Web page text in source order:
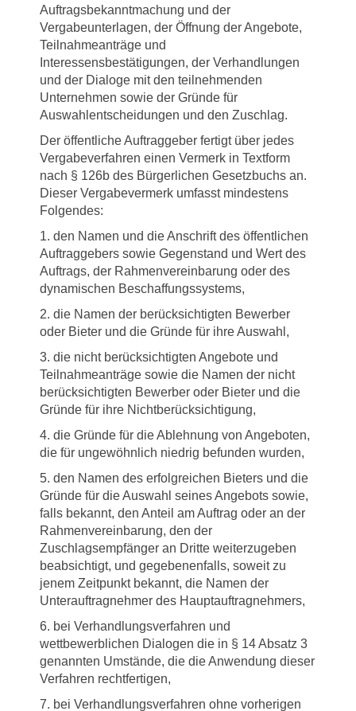
Auftragsbekanntmachung und der
Vergabeunterlagen, der Öffnung der Angebote,
Teilnahmeanträge und
Interessensbestätigungen, der Verhandlungen
und der Dialoge mit den teilnehmenden
Unternehmen sowie der Gründe für
Auswahlentscheidungen und den Zuschlag.
Der öffentliche Auftraggeber fertigt über jedes
Vergabeverfahren einen Vermerk in Textform
nach § 126b des Bürgerlichen Gesetzbuchs an.
Dieser Vergabevermerk umfasst mindestens
Folgendes:
1. den Namen und die Anschrift des öffentlichen
Auftraggebers sowie Gegenstand und Wert des
Auftrags, der Rahmenvereinbarung oder des
dynamischen Beschaffungssystems,
2. die Namen der berücksichtigten Bewerber
oder Bieter und die Gründe für ihre Auswahl,
3. die nicht berücksichtigten Angebote und
Teilnahmeanträge sowie die Namen der nicht
berücksichtigten Bewerber oder Bieter und die
Gründe für ihre Nichtberücksichtigung,
4. die Gründe für die Ablehnung von Angeboten,
die für ungewöhnlich niedrig befunden wurden,
5. den Namen des erfolgreichen Bieters und die
Gründe für die Auswahl seines Angebots sowie,
falls bekannt, den Anteil am Auftrag oder an der
Rahmenvereinbarung, den der
Zuschlagsempfänger an Dritte weiterzugeben
beabsichtigt, und gegebenenfalls, soweit zu
jenem Zeitpunkt bekannt, die Namen der
Unterauftragnehmer des Hauptauftragnehmers,
6. bei Verhandlungsverfahren und
wettbewerblichen Dialogen die in § 14 Absatz 3
genannten Umstände, die die Anwendung dieser
Verfahren rechtfertigen,
7. bei Verhandlungsverfahren ohne vorherigen